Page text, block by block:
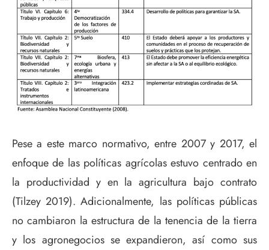
Pese a este marco normativo, entre 2007 y 2017, el
enfoque de las políticas agrícolas estuvo centrado en
la productividad y en la agricultura bajo contrato
(Tilzey 2019). Adicionalmente, las políticas públicas
no cambiaron la estructura de la tenencia de la tierra
y los agronegocios se expandieron, así como sus